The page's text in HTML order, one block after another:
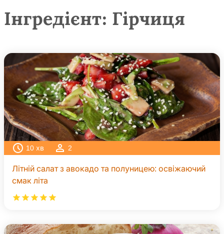
Інгредієнт: Гірчиця
10 хв 2
Літній салат з авокадо та полуницею: освіжаючий
смак літа